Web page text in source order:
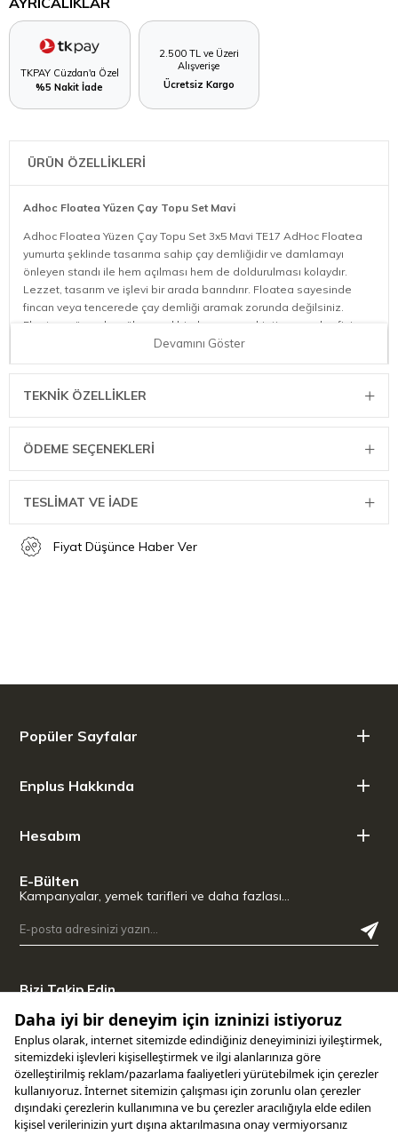
TKPAY Cüzdan'a Özel
%5 Nakit İade
2.500 TL ve Üzeri
Alışverişe
Ücretsiz Kargo
ÜRÜN ÖZELLİKLERİ
Adhoc Floatea Yüzen Çay Topu Set Mavi
Adhoc Floatea Yüzen Çay Topu Set 3x5 Mavi TE17 AdHoc Floatea
yumurta şeklinde tasarıma sahip çay demliğidir ve damlamayı
önleyen standı ile hem açılması hem de doldurulması kolaydır.
Lezzet, tasarım ve işlevi bir arada barındırır. Floatea sayesinde
fincan veya tencerede çay demliği aramak zorunda değilsiniz.
Floatea, yüzeyde mükemmel bir dengeye sahiptir ve çay keyfini
pratik bir zevk haline getirir.
Ürün Boyutları: 4 x 4 x 12.5 cm; 45 gram
Ürün Ağırlığı: ‎0.05 Kilogram
Devamını Göster
TEKNIK ÖZELLIKLER
ÖDEME SEÇENEKLERI
TESLİMAT VE İADE
Fiyat Düşünce Haber Ver
Popüler Sayfalar
Enplus Hakkında
Hesabım
E-Bülten
Kampanyalar, yemek tarifleri ve daha fazlası…
Bizi Takip Edin
Uygulamamızı İndirin